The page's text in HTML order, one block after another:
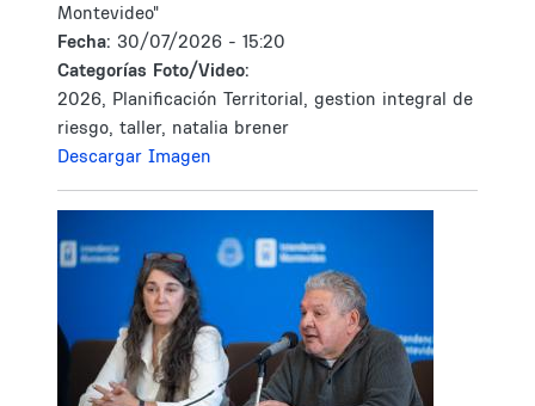
Montevideo"
Fecha: 30/07/2026 - 15:20
Categorías Foto/Video:
2026, Planificación Territorial, gestion integral de
riesgo, taller, natalia brener
Descargar Imagen